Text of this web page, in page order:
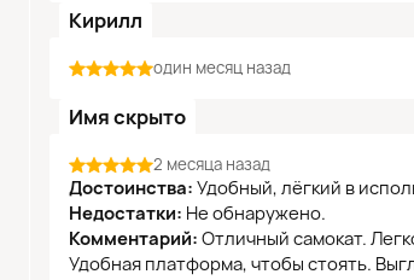
Кирилл
один месяц назад
Имя скрыто
2 месяца назад
Достоинства: Удобный, лёгкий в
Недостатки: Не обнаружено.
Комментарий: Отличный самокат.
Удобная платформа, чтобы стоять.